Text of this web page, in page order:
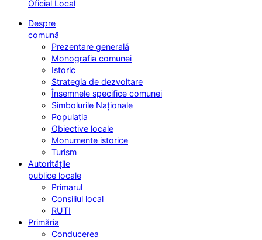
Oficial Local
Despre
comună
Prezentare generală
Monografia comunei
Istoric
Strategia de dezvoltare
Însemnele specifice comunei
Simbolurile Naționale
Populația
Obiective locale
Monumente istorice
Turism
Autoritățile
publice locale
Primarul
Consiliul local
RUTI
Primăria
Conducerea